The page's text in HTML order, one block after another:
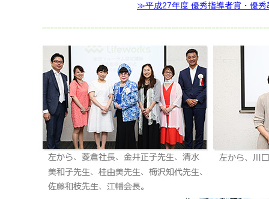
≫平成27年度 優秀指導者賞・優